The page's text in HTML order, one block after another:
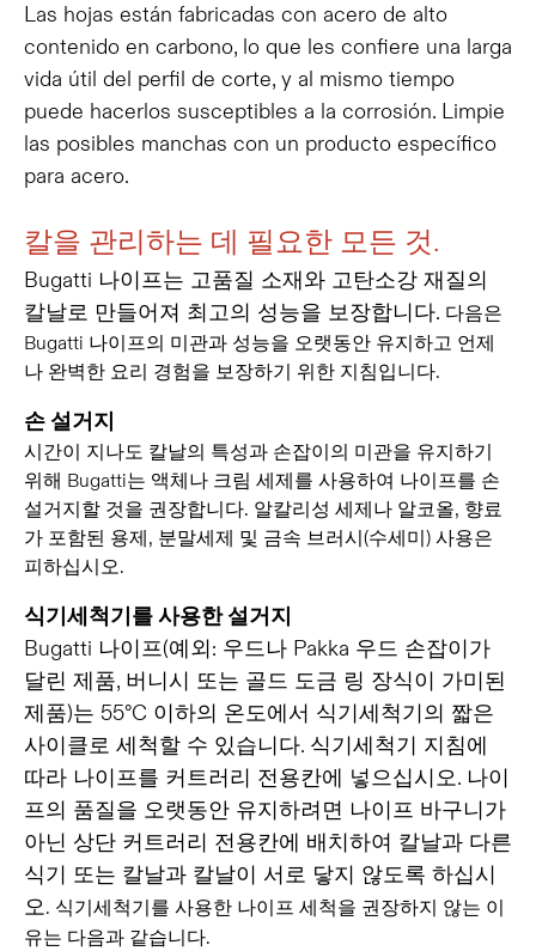
Las hojas están fabricadas con acero de alto
contenido en carbono, lo que les confiere una larga
vida útil del perfil de corte, y al mismo tiempo
puede hacerlos susceptibles a la corrosión. Limpie
las posibles manchas con un producto específico
para acero.
칼을 관리하는 데 필요한 모든 것.
Bugatti 나이프는 고품질 소재와 고탄소강 재질의
칼날로 만들어져 최고의 성능을 보장합니다. 다음은
Bugatti 나이프의 미관과 성능을 오랫동안 유지하고 언제
나 완벽한 요리 경험을 보장하기 위한 지침입니다.
손 설거지
시간이 지나도 칼날의 특성과 손잡이의 미관을 유지하기
위해 Bugatti는 액체나 크림 세제를 사용하여 나이프를 손
설거지할 것을 권장합니다. 알칼리성 세제나 알코올, 향료
가 포함된 용제, 분말세제 및 금속 브러시(수세미) 사용은
피하십시오.
식기세척기를 사용한 설거지
Bugatti 나이프(예외: 우드나 Pakka 우드 손잡이가
달린 제품, 버니시 또는 골드 도금 링 장식이 가미된
제품)는 55°C 이하의 온도에서 식기세척기의 짧은
사이클로 세척할 수 있습니다. 식기세척기 지침에
따라 나이프를 커트러리 전용칸에 넣으십시오. 나이
프의 품질을 오랫동안 유지하려면 나이프 바구니가
아닌 상단 커트러리 전용칸에 배치하여 칼날과 다른
식기 또는 칼날과 칼날이 서로 닿지 않도록 하십시
오. 식기세척기를 사용한 나이프 세척을 권장하지 않는 이
유는 다음과 같습니다.